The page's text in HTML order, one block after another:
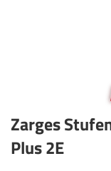
Zarges
Plus 2E